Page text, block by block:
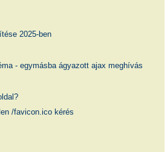
2025-ben
- egymásba ágyazott ajax meghívás
/favicon.ico kérés